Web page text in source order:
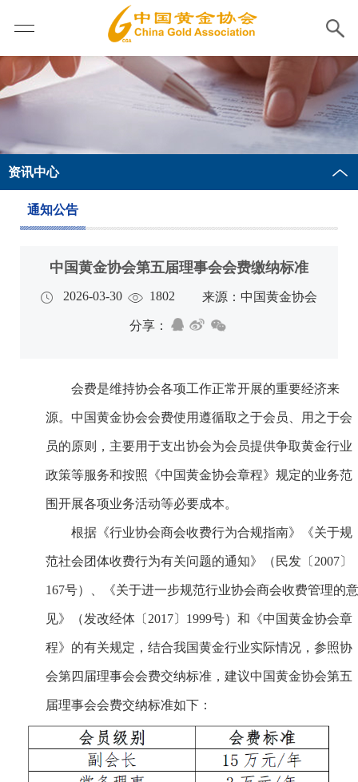
资讯中心
通知公告
中国黄金协会第五届理事会会费缴纳标准
2026-03-30 1802 来源：中国黄金协会
分享：
会费是维持协会各项工作正常开展的重要经济来
源。中国黄金协会会费使用遵循取之于会员、用之于会
员的原则，主要用于支出协会为会员提供争取黄金行业
政策等服务和按照《中国黄金协会章程》规定的业务范
围开展各项业务活动等必要成本。
根据《行业协会商会收费行为合规指南》《关于规
范社会团体收费行为有关问题的通知》（民发〔2007〕
167号）、《关于进一步规范行业协会商会收费管理的意
见》（发改经体〔2017〕1999号）和《中国黄金协会章
程》的有关规定，结合我国黄金行业实际情况，参照协
会第四届理事会会费交纳标准，建议中国黄金协会第五
届理事会会费交纳标准如下：